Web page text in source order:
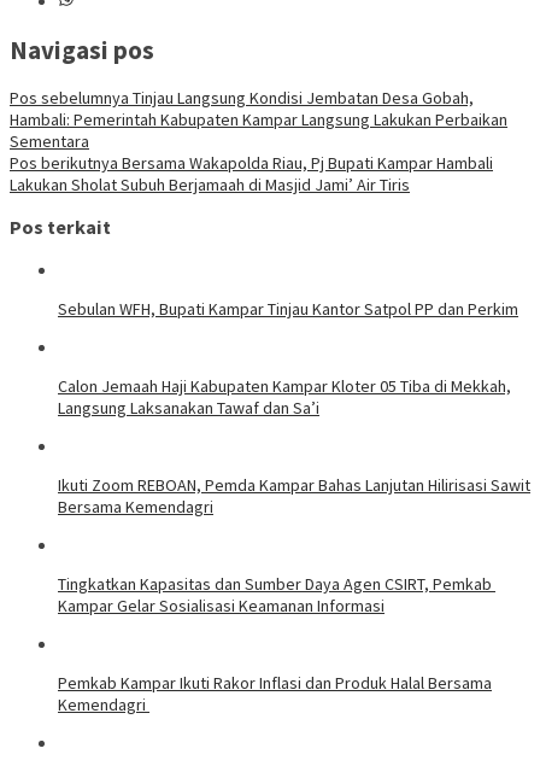
Navigasi pos
Pos sebelumnya Tinjau Langsung Kondisi Jembatan Desa Gobah,
Hambali: Pemerintah Kabupaten Kampar Langsung Lakukan Perbaikan
Sementara
Pos berikutnya Bersama Wakapolda Riau, Pj Bupati Kampar Hambali
Lakukan Sholat Subuh Berjamaah di Masjid Jami’ Air Tiris
Pos terkait
Sebulan WFH, Bupati Kampar Tinjau Kantor Satpol PP dan Perkim
Calon Jemaah Haji Kabupaten Kampar Kloter 05 Tiba di Mekkah,
Langsung Laksanakan Tawaf dan Sa’i
Ikuti Zoom REBOAN, Pemda Kampar Bahas Lanjutan Hilirisasi Sawit
Bersama Kemendagri
Tingkatkan Kapasitas dan Sumber Daya Agen CSIRT, Pemkab
Kampar Gelar Sosialisasi Keamanan Informasi
Pemkab Kampar Ikuti Rakor Inflasi dan Produk Halal Bersama
Kemendagri